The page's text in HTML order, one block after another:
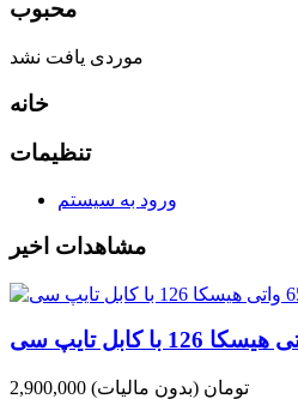
محبوب
موردی یافت نشد
خانه
تنظیمات
ورود به سیستم
مشاهدات اخیر
2,900,000 تومان (بدون مالیات)